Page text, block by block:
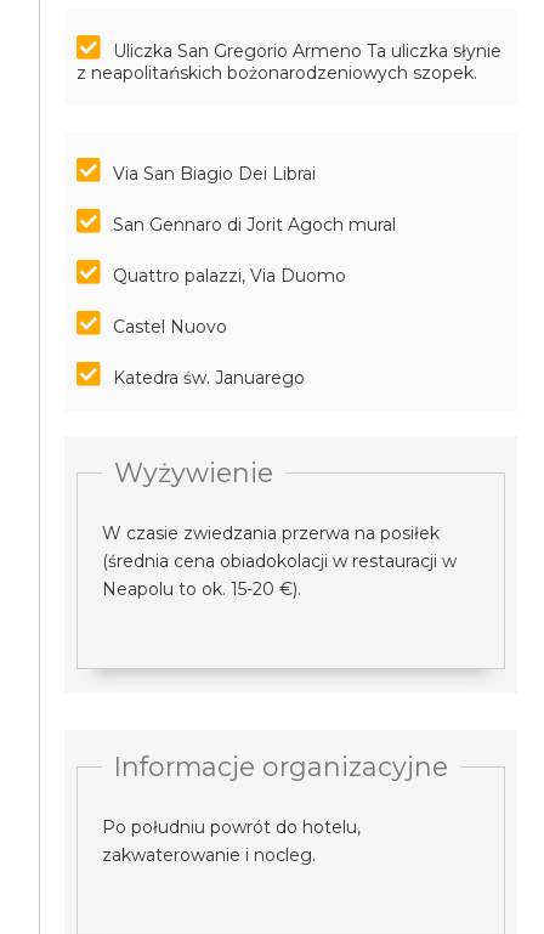
Uliczka San Gregorio Armeno Ta uliczka słynie
z neapolitańskich bożonarodzeniowych szopek.
Via San Biagio Dei Librai
San Gennaro di Jorit Agoch mural
Quattro palazzi, Via Duomo
Castel Nuovo
Katedra św. Januarego
Wyżywienie
W czasie zwiedzania przerwa na posiłek
(średnia cena obiadokolacji w restauracji w
Neapolu to ok. 15-20 €).
Informacje organizacyjne
Po południu powrót do hotelu,
zakwaterowanie i nocleg.